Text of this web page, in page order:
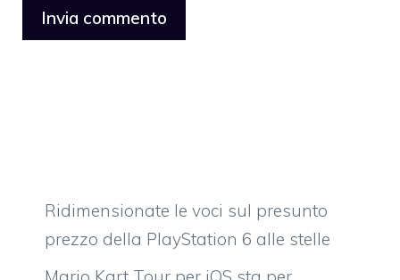
Ridimensionate le voci sul presunto
prezzo della PlayStation 6 alle stelle